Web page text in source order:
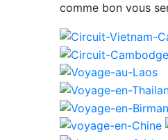
comme bon vous